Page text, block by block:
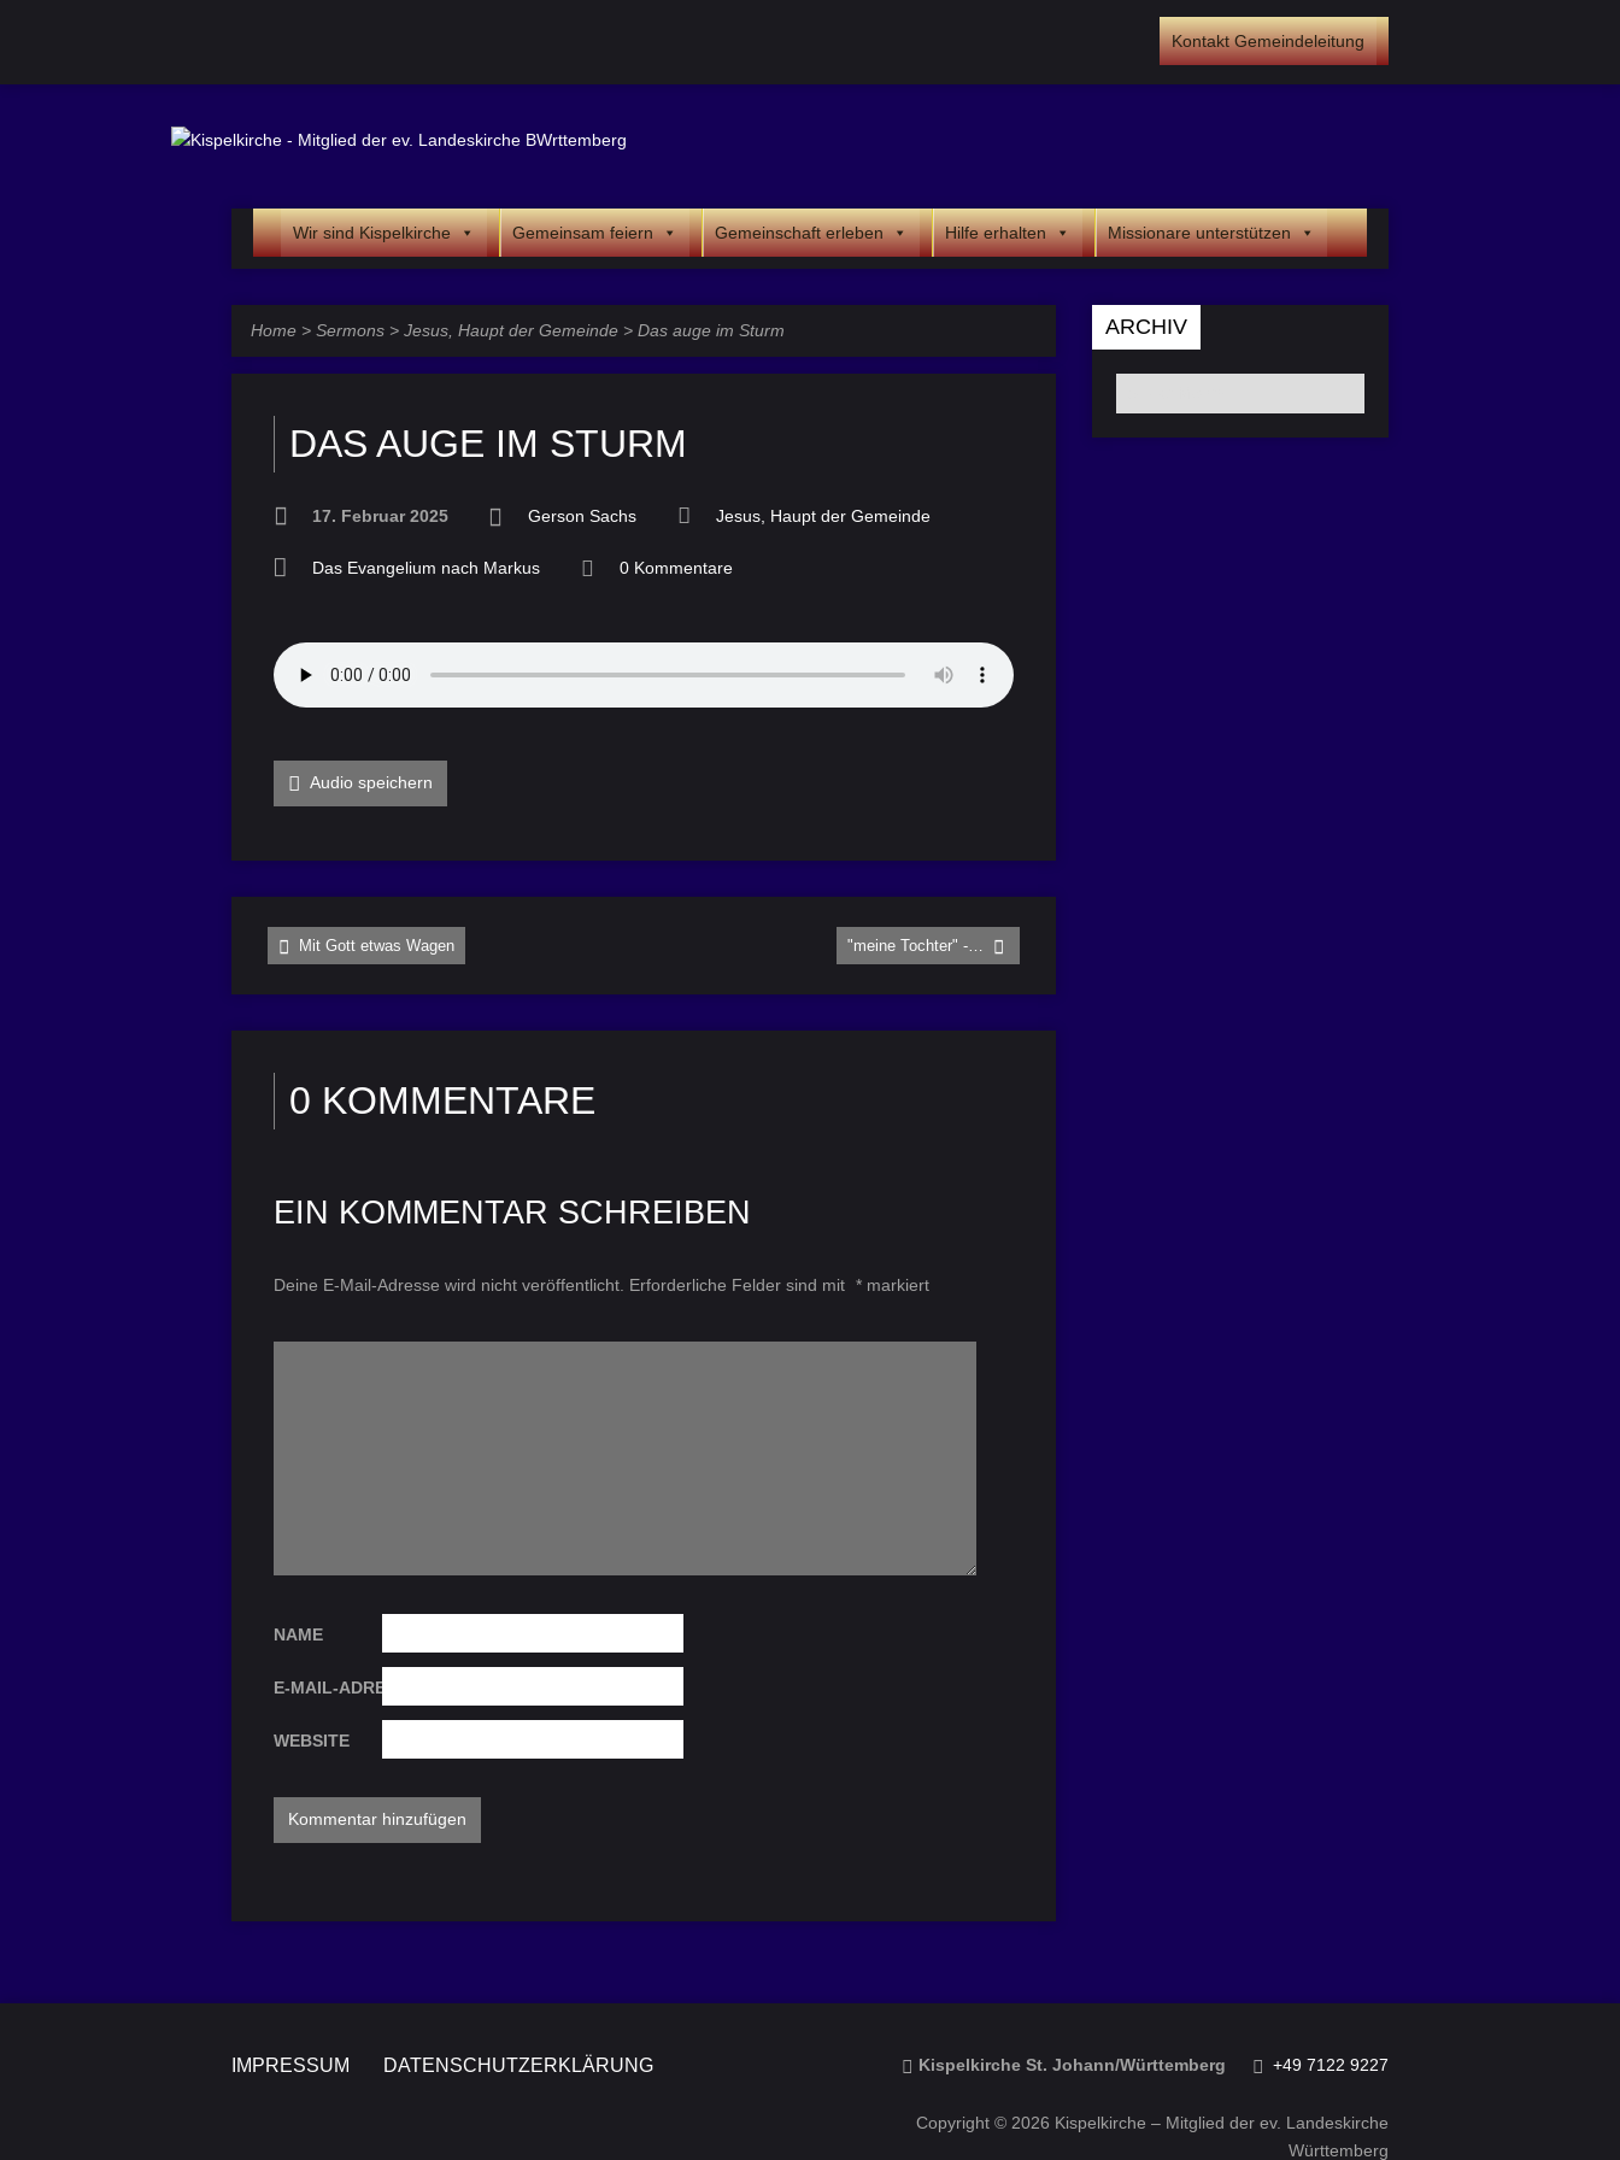
Kontakt Gemeindeleitung
Wir sind Kispelkirche Gemeinsam feiern Gemeinschaft erleben Hilfe erhalten Missionare unterstützen
Home > Sermons > Jesus, Haupt der Gemeinde > Das auge im Sturm
DAS AUGE IM STURM
17. Februar 2025 Gerson Sachs Jesus, Haupt der Gemeinde
Das Evangelium nach Markus 0 Kommentare
Audio speichern
Mit Gott etwas Wagen "meine Tochter" -…
0 KOMMENTARE
EIN KOMMENTAR SCHREIBEN
Deine E-Mail-Adresse wird nicht veröffentlicht. Erforderliche Felder sind mit * markiert
NAME
E-MAIL-ADRESSE
WEBSITE
ARCHIV
IMPRESSUM DATENSCHUTZERKLÄRUNG Kispelkirche St. Johann/Württemberg +49 7122 9227
Copyright © 2026 Kispelkirche – Mitglied der ev. Landeskirche
Württemberg